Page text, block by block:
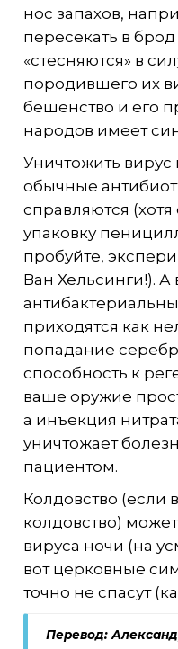
нос запахов,
пересекать в
«стесняются» в
породившего их
бешенство и его
народов имеет
Уничтожить вирус
обычные
справляются
упаковку
пробуйте,
Ван Хельсинги!).
приходятся как
попадание
способность к
ваше оружие
а инъекция
уничтожает
пациентом.
Колдовство (если
колдовство)
вируса ночи (на
вот церковные
точно не спасут
Перевод: